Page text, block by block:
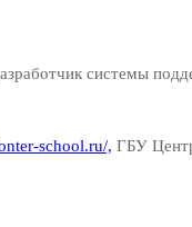
системы
school.ru/, ГБУ